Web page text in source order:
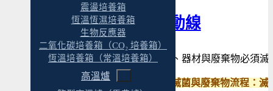
震盪培養箱
恆溫恆濕培養箱
生物反應器
二氧化碳培養箱（CO₂ 培養箱）
恆溫培養箱（常溫培養箱）
高溫爐
滅菌與廢棄物動線
接觸過微生物的培養基、器材與廢棄物必須
✓ 我們協助建立完整的滅菌與廢棄物流程：